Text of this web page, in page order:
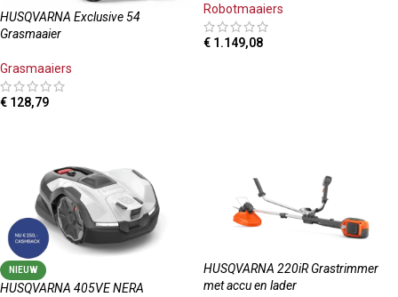
HUSQVARNA Exclusive 54
Grasmaaier
Grasmaaiers
€ 128,79
Robotmaaiers
€ 1.149,08
NIEUW
HUSQVARNA 405VE NERA
HUSQVARNA 220iR Grastrimmer
met accu en lader